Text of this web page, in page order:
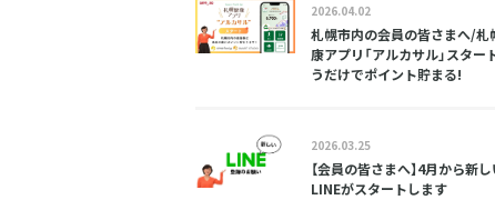
2026.04.02
札幌市内の会員の皆さまへ/札
康アプリ「アルカサル」スター
うだけでポイント貯まる!
2026.03.25
【会員の皆さまへ】4月から新
LINEがスタートします